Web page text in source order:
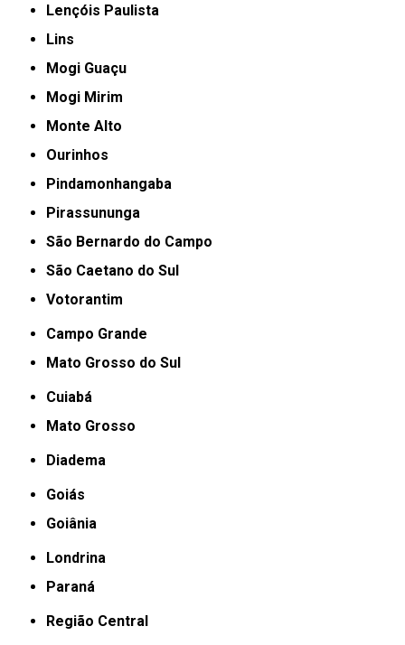
Lençóis Paulista
Lins
Mogi Guaçu
Mogi Mirim
Monte Alto
Ourinhos
Pindamonhangaba
Pirassununga
São Bernardo do Campo
São Caetano do Sul
Votorantim
Campo Grande
Mato Grosso do Sul
Cuiabá
Mato Grosso
Diadema
Goiás
Goiânia
Londrina
Paraná
Região Central